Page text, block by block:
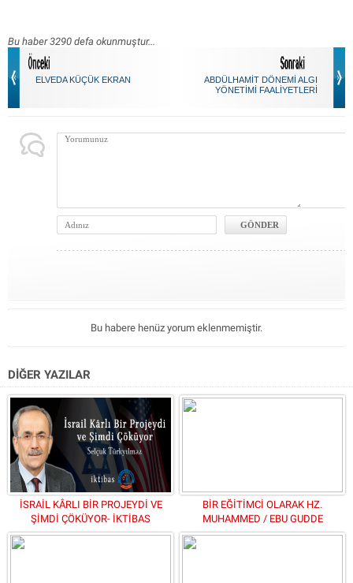
Bu haber 3290 defa okunmuştur...
ELVEDA KÜÇÜK EKRAN
ABDÜLHAMİT DÖNEMİ ALGI
YÖNETİMİ FAALİYETLERİ
Bu habere henüz yorum eklenmemiştir.
DİĞER YAZILAR
İSRAİL KÂRLI BİR PROJEYDİ VE
ŞİMDİ ÇÖKÜYOR- İKTİBAS
BİR EĞİTİMCİ OLARAK HZ.
MUHAMMED / EBU GUDDE